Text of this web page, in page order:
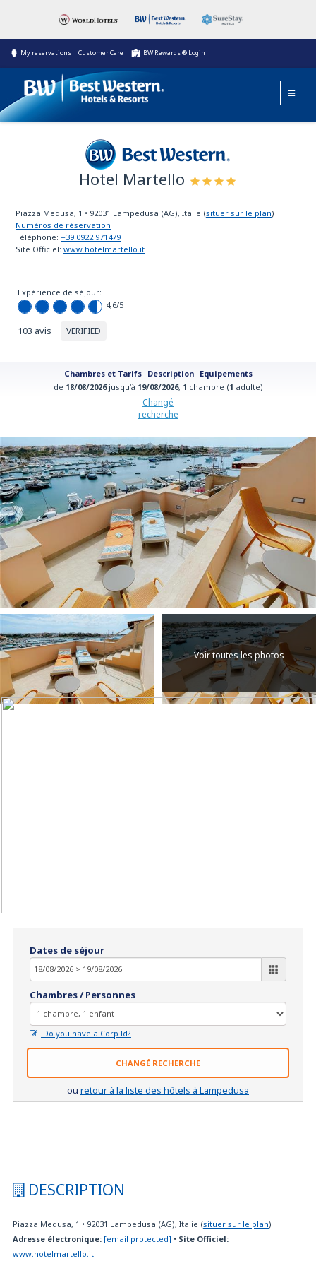
My reservations Customer Care BW Rewards ® Login
Best Western
Hotel Martello
Piazza Medusa, 1 • 92031 Lampedusa (AG), Italie (situer sur le plan)
Numéros de réservation
Téléphone: +39 0922 971479
Site Officiel: www.hotelmartello.it
Expérience de séjour:
4,6/5
103 avis VERIFIED
Chambres et Tarifs Description
Equipements
de 18/08/2026jusqu'à 19/08/2026, 1 chambre (1 adulte)
Changé
recherche
Voir toutes les photos
Dates de séjour
Chambres / Personnes
Do you have a Corp Id?
CHANGÉ RECHERCHE
ou retour à la liste des hôtels à Lampedusa
DESCRIPTION
Piazza Medusa, 1 • 92031 Lampedusa (AG), Italie (situer sur le plan)
Adresse électronique: [email protected] • Site Officiel:
www.hotelmartello.it